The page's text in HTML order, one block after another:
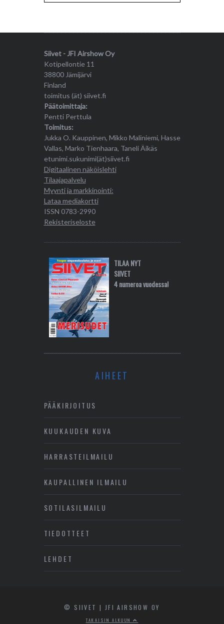
Siivet - JFI Airshow Oy
Kotipellontie 11
38800 Jämijärvi
Finland
toimitus (ät) siivet.fi
Päätoimittaja:
Pentti Perttula
Toimitus:
Jukka O. Kauppinen, Mikko Maliniemi, Hasse
Vallas, Marko Tienhaara, Taneli Äikäs
etunimi.sukunimi(ät)siivet.fi
Digitaalinen näköislehti
Tilaajapalvelu
Myynti ja markkinointi:
Lataa mediakortti
ISSN 0783-2990
Rekisteriseloste
TILAA NYT
SIIVET
4 numeroa vuodessa!
AIHEET
PÄÄKIRJOITUS
KUUKAUDEN KUVA
HARRASTEILMAILU
KAUPALLINEN ILMAILU
SOTILASILMAILU
TIEDOTTEET
LEHDET
© SIIVET | JFI AIRSHOW OY
TAKAISIN ALKUUN